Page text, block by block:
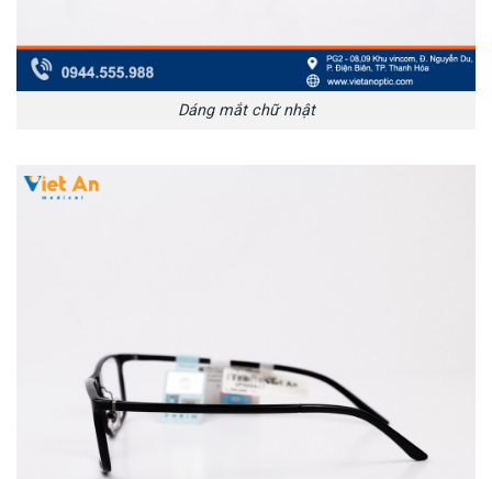
Dáng mắt chữ nhật